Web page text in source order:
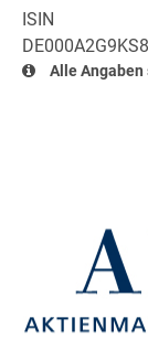
ISIN
DE000A2G9KS8
Alle Angaben